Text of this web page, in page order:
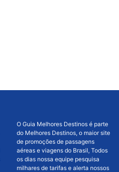
O Guia Melhores Destinos é parte
do Melhores Destinos, o maior site
de promoções de passagens
aéreas e viagens do Brasil, Todos
os dias nossa equipe pesquisa
milhares de tarifas e alerta nossos